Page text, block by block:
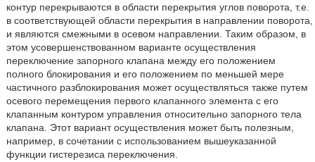
контур перекрываются в области перекрытия углов поворота, т.е.
в соответствующей области перекрытия в направлении поворота,
и являются смежными в осевом направлении. Таким образом, в
этом усовершенствованном варианте осуществления
переключение запорного клапана между его положением
полного блокирования и его положением по меньшей мере
частичного разблокирования может осуществляться также путем
осевого перемещения первого клапанного элемента с его
клапанным контуром управления относительно запорного тела
клапана. Этот вариант осуществления может быть полезным,
например, в сочетании с использованием вышеуказанной
функции гистерезиса переключения.